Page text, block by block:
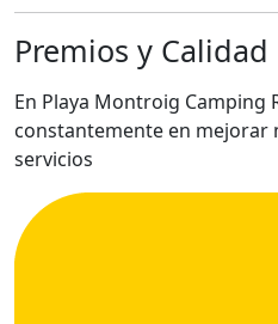
Premios y Calidad
En Playa Montroig Camping
constantemente en mejorar
servicios